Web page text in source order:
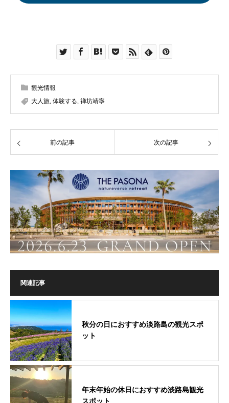
観光情報
大人旅, 体験する, 禅坊靖寧
前の記事 次の記事
関連記事
秋分の日におすすめ淡路島の観光スポ
ット
年末年始の休日におすすめ淡路島観光
スポット